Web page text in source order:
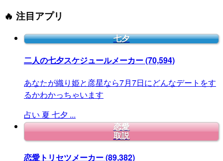
🔥 注目アプリ
七夕
二人の七夕スケジュールメーカー(70,594)
あなたが織り姫と彦星なら7月7日にどんなデートをす
るかわかっちゃいます
占い 夏 七夕 ...
恋愛
取説
恋愛トリセツメーカー(89,382)